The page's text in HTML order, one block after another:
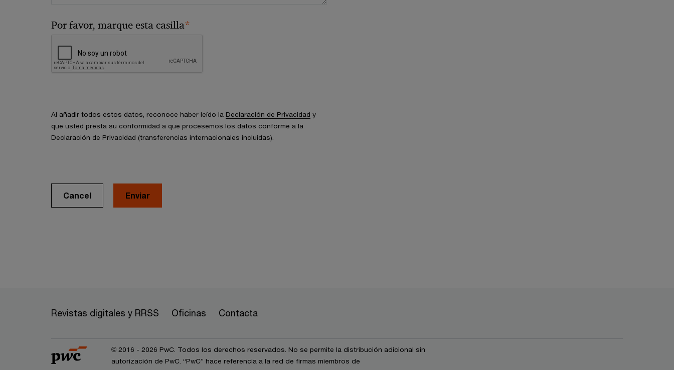
Por favor, marque esta casilla*
Al añadir todos estos datos, reconoce haber leído la Declaración de Privacidad y
que usted presta su conformidad a que procesemos los datos conforme a la
Declaración de Privacidad (transferencias internacionales incluidas).
Cancel
Revistas digitales y RRSS Oficinas Contacta
© 2016 - 2026 PwC. Todos los derechos reservados. No se permite la distribución adicional sin
autorización de PwC. “PwC” hace referencia a la red de firmas miembros de